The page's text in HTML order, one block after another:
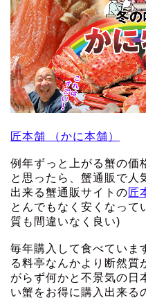
匠本舗 （かに本舗）
例年ずっと上がる蟹の価
と思ったら、蟹通販で人
出来る蟹通販サイトの匠
とんでもなく安くなって
質も間違いなく良い)
毎年購入して食べていま
る料亭なんかより断然質
がらず何かと不景気の日
い蟹をお得に購入出来る